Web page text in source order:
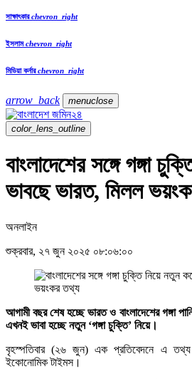
সাক্ষাৎকারchevron_right
ইসলামchevron_right
মিডিয়া কর্নারchevron_right
arrow_back menuclose
color_lens_outline
বাংলাদেশের সঙ্গে গঙ্গা
ভাবছে ভারত, মিলল
অনলাইন
শুক্রবার, ২৭ জুন ২০২৫ ০৮:০৬:০০
আগামী বছর শেষ হচ্ছে ভারত ও বাংলাদেশের গঙ্গা
এখনই ভাবা হচ্ছে নতুন ‘গঙ্গা চুক্তি’ নিয়ে।
বৃহস্পতিবার (২৬ জুন) এক প্রতিবেদনে এ তথ্য
ইকোনোমিক টাইমস।